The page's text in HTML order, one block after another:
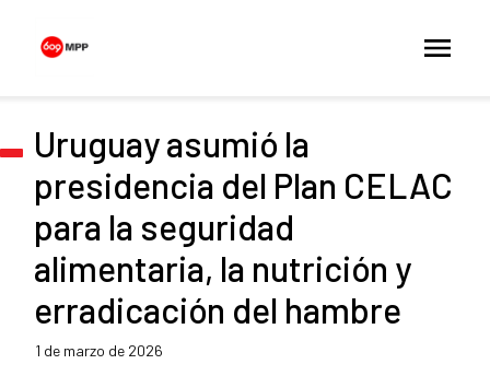
Uruguay asumió la
presidencia del Plan CELAC
para la seguridad
alimentaria, la nutrición y
erradicación del hambre
1 de marzo de 2026